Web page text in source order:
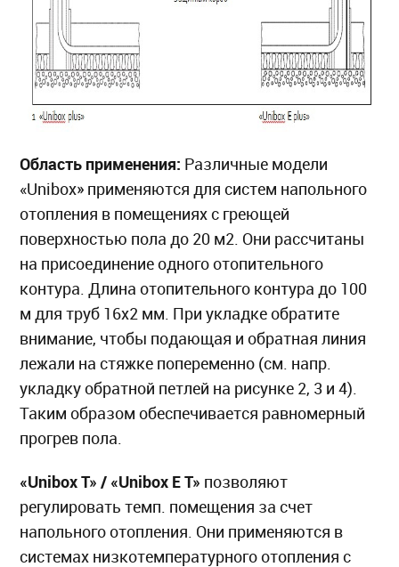
Область применения: Различные модели
«Unibox» применяются для систем напольного
отопления в помещениях с греющей
поверхностью пола до 20 м2. Они рассчитаны
на присоединение одного отопительного
контура. Длина отопительного контура до 100
м для труб 16х2 мм. При укладке обратите
внимание, чтобы подающая и обратная линия
лежали на стяжке попеременно (см. напр.
укладку обратной петлей на рисунке 2, 3 и 4).
Таким образом обеспечивается равномерный
прогрев пола.
«Unibox T» / «Unibox E T» позволяют
регулировать темп. помещения за счет
напольного отопления. Они применяются в
системах низкотемпературного отопления с